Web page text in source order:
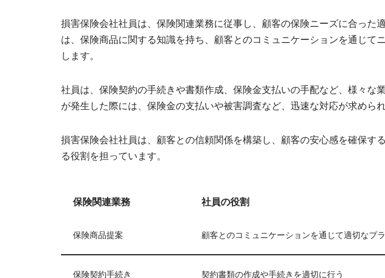
損害保険会社社員は、保険関連業務に従事し、顧客の保険ニーズに合った
は、保険商品に関する知識を持ち、顧客とのコミュニケーションを通じて
します。
社員は、保険契約の手続きや書類作成、保険金支払いの手配など、様々な
が発生した際には、保険金の支払いや被害調査など、迅速な対応が求められ
損害保険会社社員は、顧客との信頼関係を構築し、顧客の安心感を確保す
る役割を担っています。
保険関連業務 社員の役割
保険商品提案 顧客とのコミュニケーションを通じて適切なプ
保険契約手続き 契約書類の作成や手続きを適切に行う